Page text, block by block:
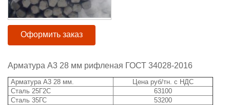
Оформить заказ
Арматура А3 28 мм рифленая ГОСТ 34028-2016
Арматура А3 28 мм.
Цена руб/тн. с НДС
Сталь 25Г2С
63100
Сталь 35ГС
53200